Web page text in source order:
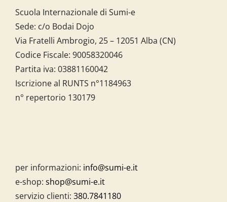
Scuola Internazionale di Sumi-e
Sede: c/o Bodai Dojo
Via Fratelli Ambrogio, 25 – 12051 Alba (CN)
Codice Fiscale: 90058320046
Partita iva: 03881160042
Iscrizione al RUNTS n°1184963
n° repertorio 130179
per informazioni: info@sumi-e.it
e-shop: shop@sumi-e.it
servizio clienti: 380.7841180